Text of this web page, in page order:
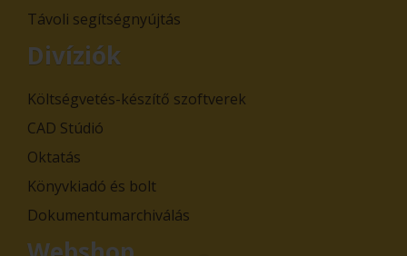
Távoli segítségnyújtás
Divíziók
Költségvetés-készítő szoftverek
CAD Stúdió
Oktatás
Könyvkiadó és bolt
Dokumentumarchiválás